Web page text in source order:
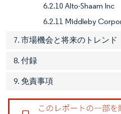
6.2.10 Alto-Shaam Inc
6.2.11 Middleby
7. 市場機会と将来のトレンド
8. 付録
9. 免責事項